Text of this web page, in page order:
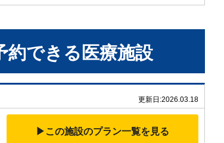
約できる 医療施設
更新日:2026.03.18
▶この施設のプラン一覧を見る